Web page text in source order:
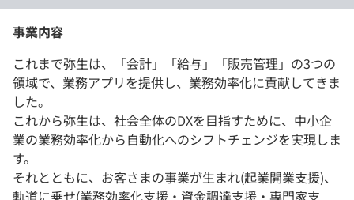
事業内容
これまで弥生は、「会計」「給与」「販売管理」の3つの
領域で、業務アプリを提供し、業務効率化に貢献してきま
した。
これから弥生は、社会全体のDXを目指すために、中小企
業の業務効率化から自動化へのシフトチェンジを実現しま
す。
それとともに、お客さまの事業が生まれ(起業開業支援)、
軌道に乗せ(業務効率化支援・資金調達支援・専門家支